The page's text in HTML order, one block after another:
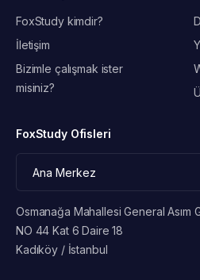
FoxStudy kimdir?
İletişim
Bizimle çalışmak ister
misiniz?
FoxStudy Ofisleri
Osmanağa Mahallesi General Asım
NO 44 Kat 6 Daire 18
Kadıköy / İstanbul